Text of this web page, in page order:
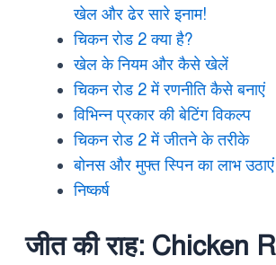
खेल और ढेर सारे इनाम!
चिकन रोड 2 क्या है?
खेल के नियम और कैसे खेलें
चिकन रोड 2 में रणनीति कैसे बनाएं
विभिन्न प्रकार की बेटिंग विकल्प
चिकन रोड 2 में जीतने के तरीके
बोनस और मुफ्त स्पिन का लाभ उठाएं
निष्कर्ष
जीत की राह: Chicken